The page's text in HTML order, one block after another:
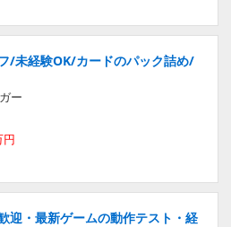
/未経験OK/カードのパック詰め/
ー
円
迎・最新ゲームの動作テスト・経